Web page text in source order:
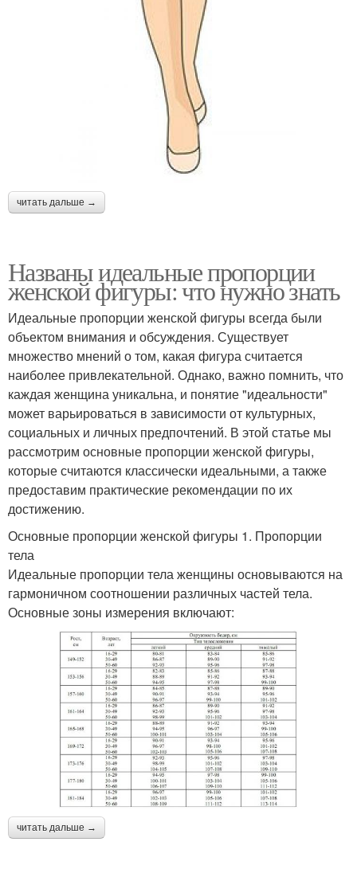
читать дальше →
Названы идеальные пропорции
женской фигуры: что нужно знать
Идеальные пропорции женской фигуры всегда были
объектом внимания и обсуждения. Существует
множество мнений о том, какая фигура считается
наиболее привлекательной. Однако, важно помнить, что
каждая женщина уникальна, и понятие "идеальности"
может варьироваться в зависимости от культурных,
социальных и личных предпочтений. В этой статье мы
рассмотрим основные пропорции женской фигуры,
которые считаются классически идеальными, а также
предоставим практические рекомендации по их
достижению.
Основные пропорции женской фигуры 1. Пропорции
тела
Идеальные пропорции тела женщины основываются на
гармоничном соотношении различных частей тела.
Основные зоны измерения включают:
читать дальше →